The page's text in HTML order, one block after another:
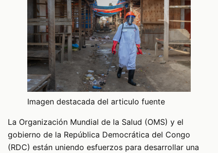
Imagen destacada del articulo fuente
La Organización Mundial de la Salud (OMS) y el
gobierno de la República Democrática del Congo
(RDC) están uniendo esfuerzos para desarrollar una